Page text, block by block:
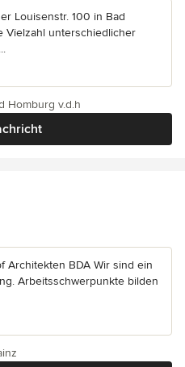
Louisenstr. 100 in Bad
Vielzahl unterschiedlicher
Homburg v.d.h
von 5 Sternen
Architekten BDA Wir sind ein
Arbeitsschwerpunkte bilden